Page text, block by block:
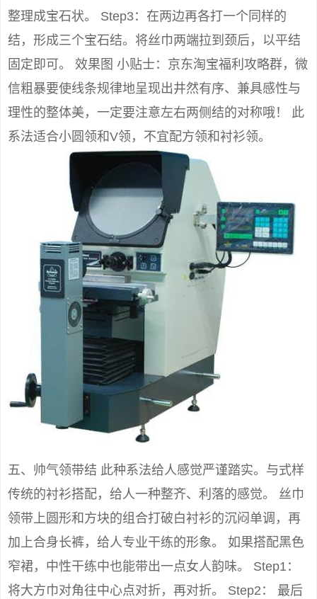
整理成宝石状。 Step3：在两边再各打一个同样的
结，形成三个宝石结。将丝巾两端拉到颈后，以平结
固定即可。 效果图 小贴士：京东淘宝福利攻略群，微
信粗暴要使线条规律地呈现出井然有序、兼具感性与
理性的整体美，一定要注意左右两侧结的对称哦！ 此
系法适合小圆领和V领，不宜配方领和衬衫领。
五、帅气领带结 此种系法给人感觉严谨踏实。与式样
传统的衬衫搭配，给人一种整齐、利落的感觉。 丝巾
领带上圆形和方块的组合打破白衬衫的沉闷单调，再
加上合身长裤，给人专业干练的形象。 如果搭配黑色
窄裙，中性干练中也能带出一点女人韵味。 Step1：
将大方巾对角往中心点对折，再对折。 Step2： 最后